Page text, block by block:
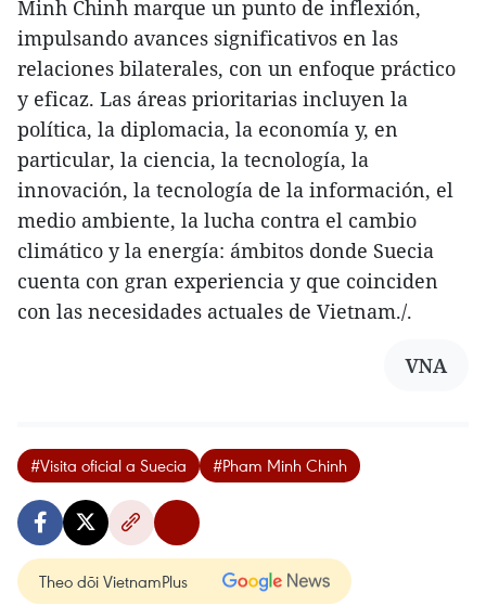
Minh Chinh marque un punto de inflexión,
impulsando avances significativos en las
relaciones bilaterales, con un enfoque práctico
y eficaz. Las áreas prioritarias incluyen la
política, la diplomacia, la economía y, en
particular, la ciencia, la tecnología, la
innovación, la tecnología de la información, el
medio ambiente, la lucha contra el cambio
climático y la energía: ámbitos donde Suecia
cuenta con gran experiencia y que coinciden
con las necesidades actuales de Vietnam./.
VNA
#Visita oficial a Suecia #Pham Minh Chinh
Theo dõi VietnamPlus